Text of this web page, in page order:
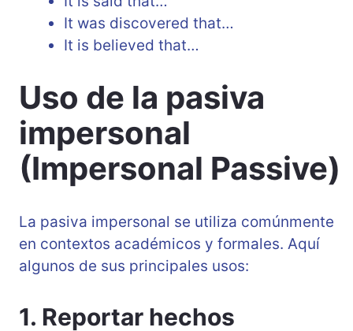
It was discovered that…
It is believed that…
Uso de la pasiva
impersonal
(Impersonal Passive)
La pasiva impersonal se utiliza comúnmente
en contextos académicos y formales. Aquí
algunos de sus principales usos:
1. Reportar hechos